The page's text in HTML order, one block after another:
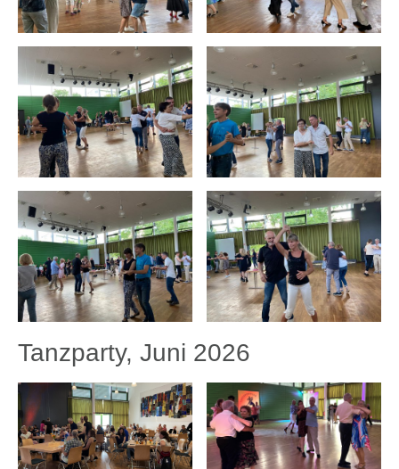
Tanzparty, Juni 2026